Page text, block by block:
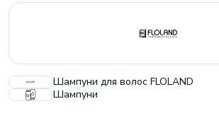
Шампуни для волос FLOLAND
Шампуни